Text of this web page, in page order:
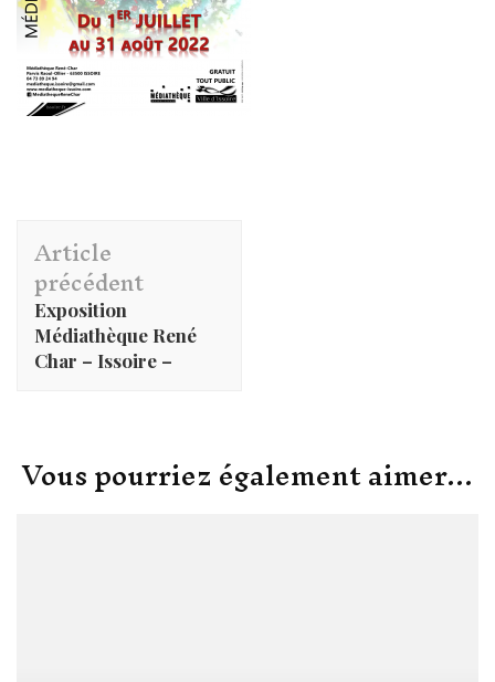
Navigation
d'article
Article
précédent
Exposition
Médiathèque René
Char – Issoire –
Vous pourriez également aimer...